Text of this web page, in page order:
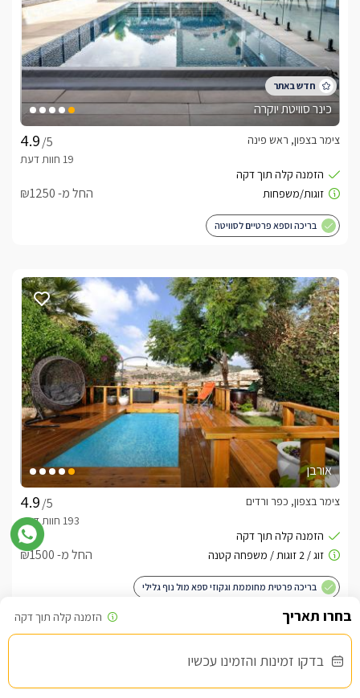
בדקו זמינות והזמינו עכשיו
כינר סוויטת יוקרה
/5
צימר בצפון, ראש פינה
החל מ- ₪1250
בריכה וספא פרטיים לסוויטה
אורבן
/5
צימר בצפון, כפר ורדים
החל מ- ₪1500
בריכה פרטית מחוממת וגקוזי ספא מול נוף גלילי
שובר מילואים